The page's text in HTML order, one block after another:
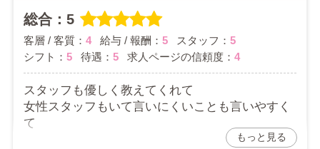
つ慣れていけました。
出勤も自分の予定に合わせられるし、お給料もし
っかりいただけています。「もっと早く始めてい
ればよかった」と思えるくらい、今は安心して働
けています。
2026/07/01
総合：5
客層 / 客質： 4 給与 / 報酬： 5 スタッフ： 5
シフト： 5 待遇： 5 求人ページの信頼度： 4
スタッフも優しく教えてくれて
女性スタッフもいて言いにくいことも言いやすく
て
もっと見る